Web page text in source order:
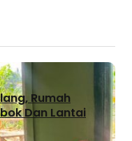
Rumah
Dan Lantai